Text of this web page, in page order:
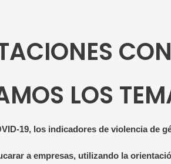
LOS
19, los indicadores de violencia de
a empresas, utilizando la